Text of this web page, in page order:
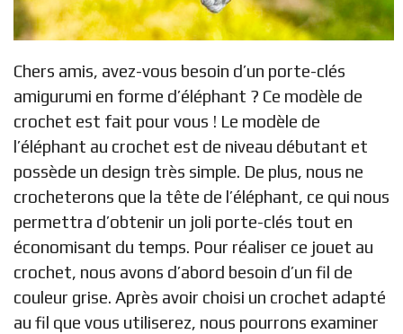
Chers amis, avez-vous besoin d’un porte-clés
amigurumi en forme d’éléphant ? Ce modèle de
crochet est fait pour vous ! Le modèle de
l’éléphant au crochet est de niveau débutant et
possède un design très simple. De plus, nous ne
crocheterons que la tête de l’éléphant, ce qui nous
permettra d’obtenir un joli porte-clés tout en
économisant du temps. Pour réaliser ce jouet au
crochet, nous avons d’abord besoin d’un fil de
couleur grise. Après avoir choisi un crochet adapté
au fil que vous utiliserez, nous pourrons examiner